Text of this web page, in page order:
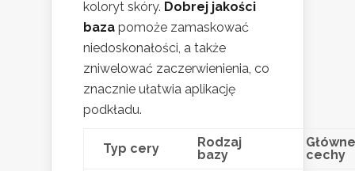
koloryt skóry. Dobrej jakości
baza pomoże zamaskować
niedoskonałości, a także
zniwelować zaczerwienienia, co
znacznie ułatwia aplikację
podkładu.
Typ cery
Rodzaj
bazy
Główne
cechy